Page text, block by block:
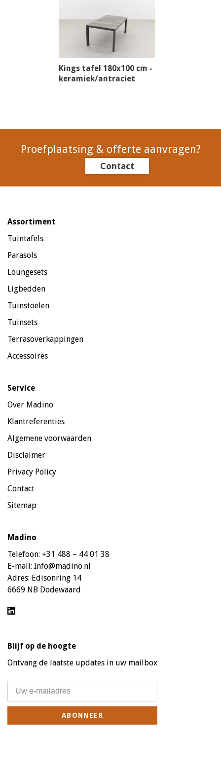
Kings tafel 180x100 cm -
keramiek/antraciet
Proefplaatsing & offerte aanvragen?
Contact
Assortiment
Tuintafels
Parasols
Loungesets
Ligbedden
Tuinstoelen
Tuinsets
Terrasoverkappingen
Accessoires
Service
Over Madino
Klantreferenties
Algemene voorwaarden
Disclaimer
Privacy Policy
Contact
Sitemap
Madino
Telefoon: +31 488 – 44 01 38
E-mail: Info@madino.nl
Adres: Edisonring 14
6669 NB Dodewaard
Blijf op de hoogte
Ontvang de laatste updates in uw mailbox
ABONNEER